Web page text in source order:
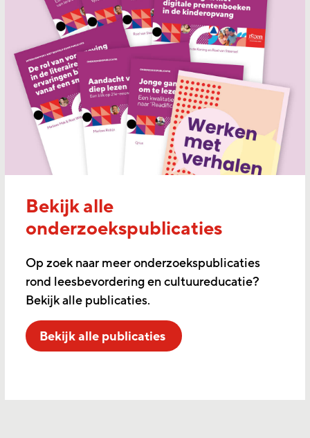
Bekijk alle
onderzoekspublicaties
Op zoek naar meer onderzoekspublicaties
rond leesbevordering en cultuureducatie?
Bekijk alle publicaties.
Bekijk alle publicaties